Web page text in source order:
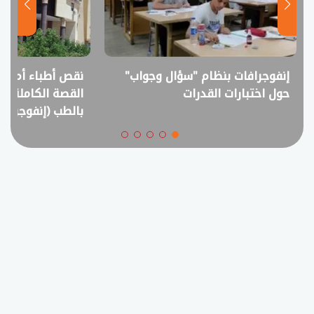
نقص أطباء أم فائض خريجين؟..
القصة الكاملة لمقترح خفض القبول
انفوجراف..
في امتحانات